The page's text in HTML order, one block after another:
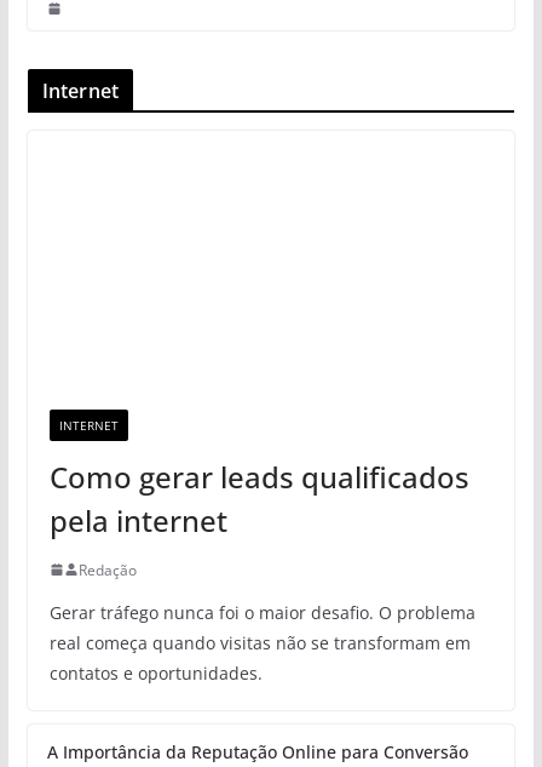
Internet
INTERNET
Como gerar leads qualificados
pela internet
Redação
Gerar tráfego nunca foi o maior desafio. O problema
real começa quando visitas não se transformam em
contatos e oportunidades.
A Importância da Reputação Online para Conversão